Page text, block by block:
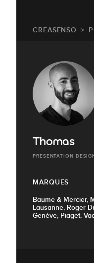
CREASENSO
Thomas
PRESENTATION
MARQUES
Baume & Mercier,
Lausanne, Roger
Genève, Piaget,